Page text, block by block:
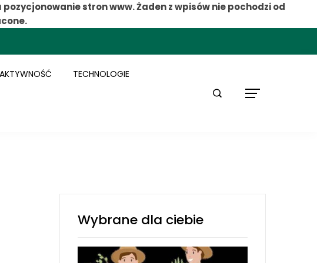
stron www. Żaden z wpisów nie pochodzi od
AKTYWNOŚĆ TECHNOLOGIE
Wybrane dla ciebie